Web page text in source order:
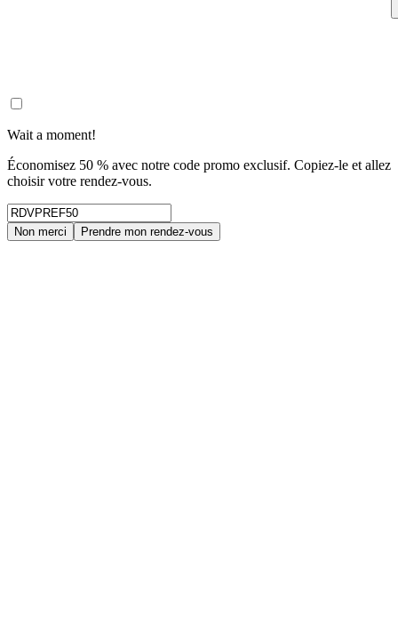
Wait a moment!
Économisez 50 % avec notre code promo exclusif. Copiez-le et allez
choisir votre rendez-vous.
Non merci Prendre mon rendez-vous